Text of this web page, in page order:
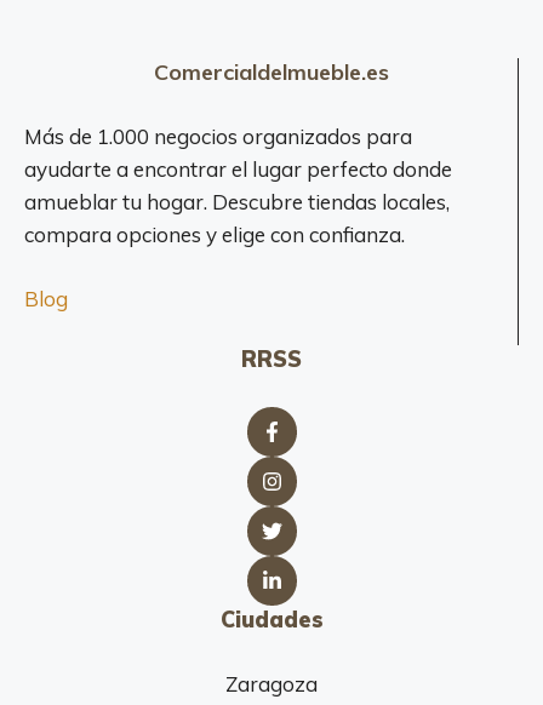
Comercialdelmueble.es
Más de 1.000 negocios organizados para
ayudarte a encontrar el lugar perfecto donde
amueblar tu hogar. Descubre tiendas locales,
compara opciones y elige con confianza.
Blog
RRSS
Ciudades
Zaragoza